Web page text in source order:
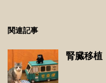
関連記事
腎臓移